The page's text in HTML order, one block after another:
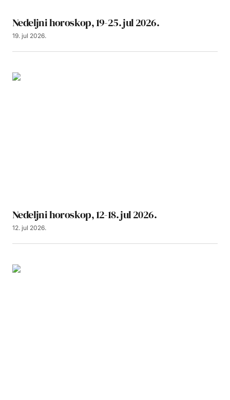
Nedeljni horoskop, 19-25. jul 2026.
19. jul 2026.
Nedeljni horoskop, 12-18. jul 2026.
12. jul 2026.